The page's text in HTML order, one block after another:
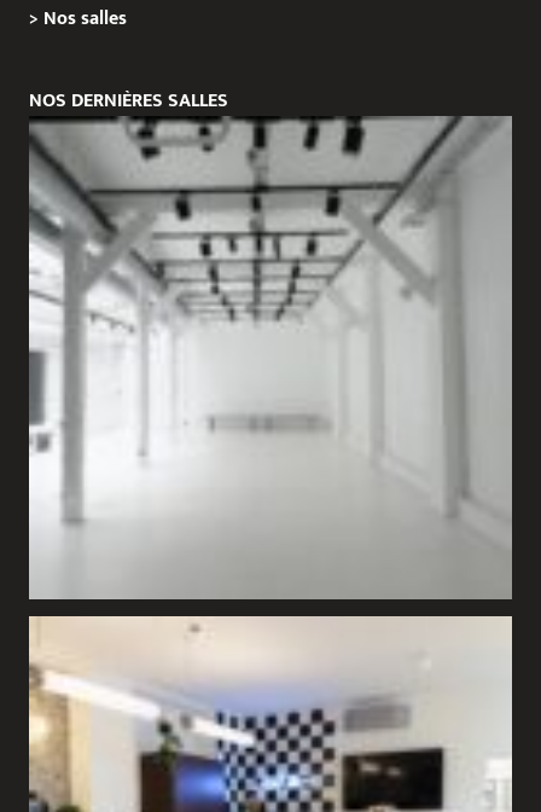
> Nos salles
NOS DERNIÈRES SALLES